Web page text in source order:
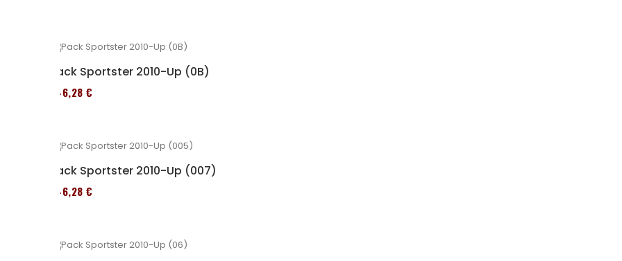
Pack Sportster 2010-Up (0B)
246,28 €
Pack Sportster 2010-Up (007)
246,28 €